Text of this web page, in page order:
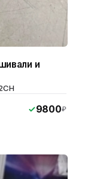
и
9800₽